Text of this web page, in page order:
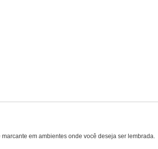
em ambientes onde você deseja ser lembrada.